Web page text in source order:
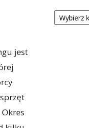
jest
Kategorie